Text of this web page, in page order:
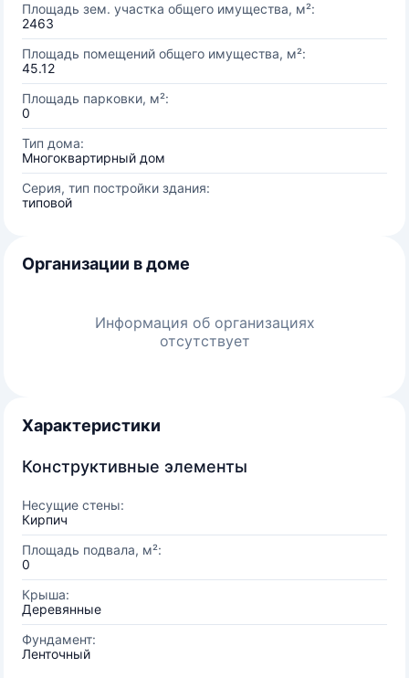
Площадь зем. участка общего имущества, м²:
2463
Площадь помещений общего имущества, м²:
45.12
Площадь парковки, м²:
0
Тип дома:
Многоквартирный дом
Серия, тип постройки здания:
типовой
Организации в доме
Информация об организациях
отсутствует
Характеристики
Конструктивные элементы
Несущие стены:
Кирпич
Площадь подвала, м²:
0
Крыша:
Деревянные
Фундамент:
Ленточный